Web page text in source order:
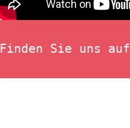
Finden Sie uns auf